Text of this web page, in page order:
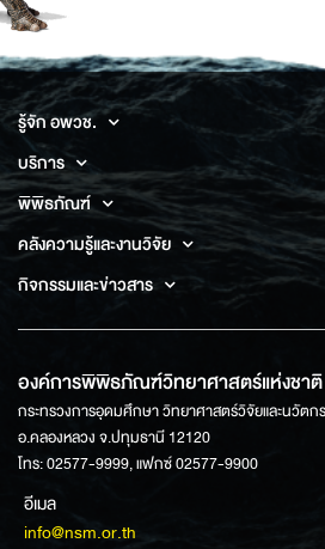
รู้จัก อพวช.
บริการ
พิพิธภัณฑ์
คลังความรู้และงานวิจัย
กิจกรรมและข่าวสาร
องค์การพิพิธภัณฑ์วิทยาศาสตร์แห่งชาติ
กระทรวงการอุดมศึกษา วิทยาศาสตร์วิจัยและนวัต
อ.คลองหลวง จ.ปทุมธานี 12120
โทร: 02577-9999, แฟกซ์ 02577-9900
อีเมล
info@nsm.or.th